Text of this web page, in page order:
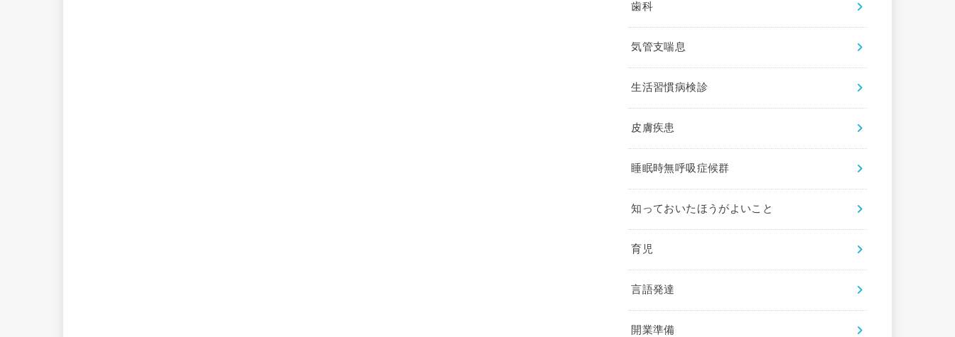
歯科
気管支喘息
生活習慣病検診
皮膚疾患
睡眠時無呼吸症候群
知っておいたほうがよいこと
育児
言語発達
開業準備